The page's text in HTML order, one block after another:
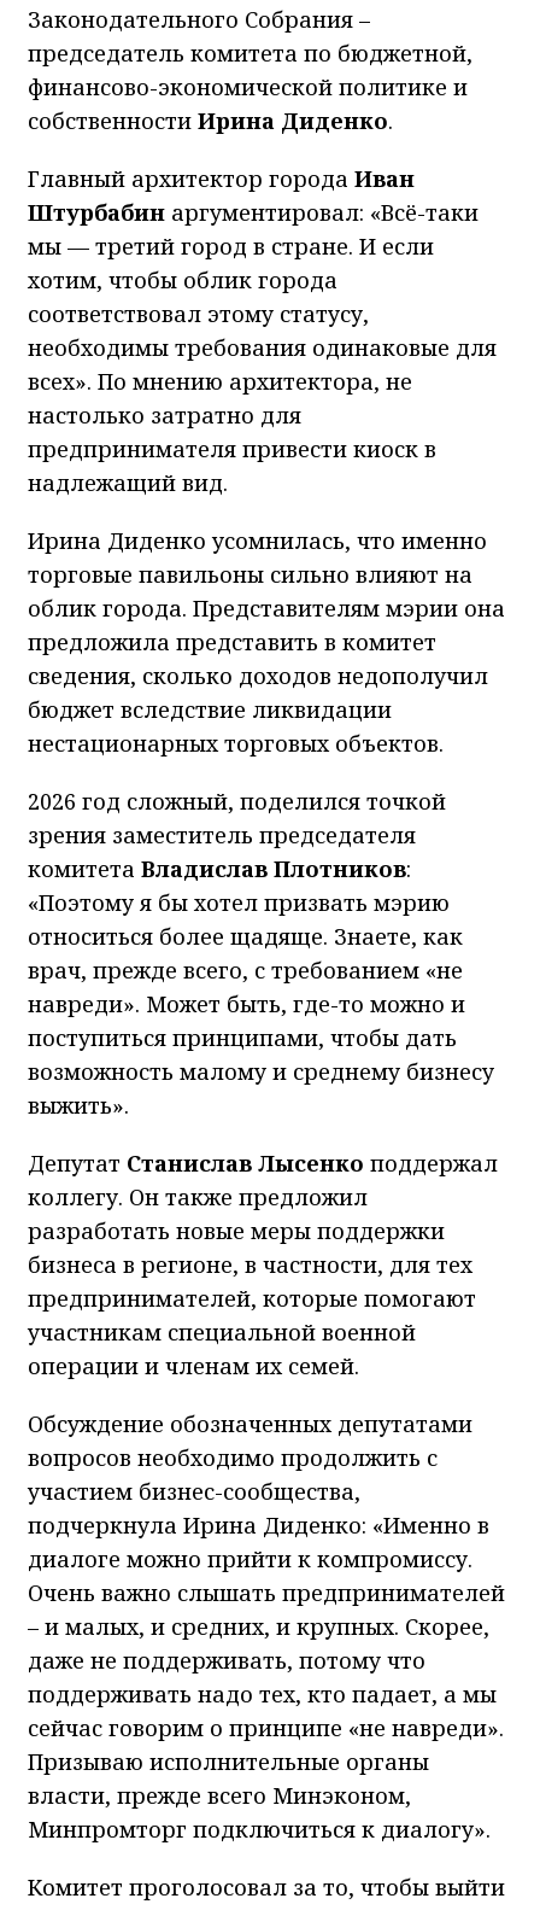
Законодательного Собрания –
председатель комитета по бюджетной,
финансово-экономической политике и
собственности Ирина Диденко.
Главный архитектор города Иван
Штурбабин аргументировал: «Всё-таки
мы — третий город в стране. И если
хотим, чтобы облик города
соответствовал этому статусу,
необходимы требования одинаковые для
всех». По мнению архитектора, не
настолько затратно для
предпринимателя привести киоск в
надлежащий вид.
Ирина Диденко усомнилась, что именно
торговые павильоны сильно влияют на
облик города. Представителям мэрии она
предложила представить в комитет
сведения, сколько доходов недополучил
бюджет вследствие ликвидации
нестационарных торговых объектов.
2026 год сложный, поделился точкой
зрения заместитель председателя
комитета Владислав Плотников:
«Поэтому я бы хотел призвать мэрию
относиться более щадяще. Знаете, как
врач, прежде всего, с требованием «не
навреди». Может быть, где-то можно и
поступиться принципами, чтобы дать
возможность малому и среднему бизнесу
выжить».
Депутат Станислав Лысенко поддержал
коллегу. Он также предложил
разработать новые меры поддержки
бизнеса в регионе, в частности, для тех
предпринимателей, которые помогают
участникам специальной военной
операции и членам их семей.
Обсуждение обозначенных депутатами
вопросов необходимо продолжить с
участием бизнес-сообщества,
подчеркнула Ирина Диденко: «Именно в
диалоге можно прийти к компромиссу.
Очень важно слышать предпринимателей
– и малых, и средних, и крупных. Скорее,
даже не поддерживать, потому что
поддерживать надо тех, кто падает, а мы
сейчас говорим о принципе «не навреди».
Призываю исполнительные органы
власти, прежде всего Минэконом,
Минпромторг подключиться к диалогу».
Комитет проголосовал за то, чтобы выйти